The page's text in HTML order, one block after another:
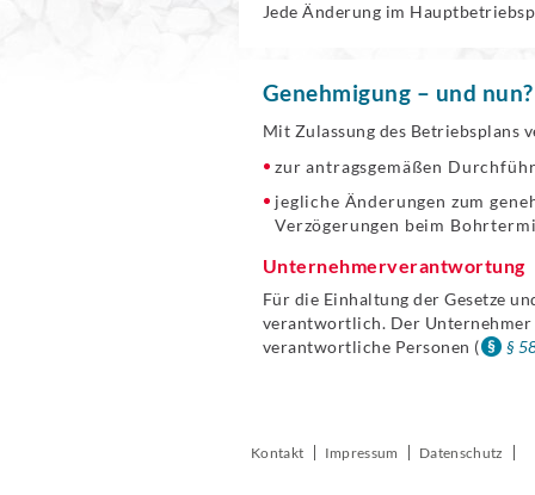
Jede Änderung im
Genehmigung – und nun?
Mit Zulassung des Betriebsplans
zur antragsgemäßen
jegliche Änderungen zum
Verzögerungen beim
Unternehmerverantwortung
Für die Einhaltung der Gesetze
verantwortlich. Der Unternehmer
verantwortliche Personen (
§
Kontakt Impressum Datenschutz